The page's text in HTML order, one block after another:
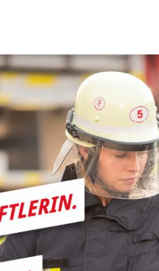
Leitung
Abteilungen und
Fachgruppen
Jugendfeuerwehr
Alters- und
Fahrzeuge
Service
Oft